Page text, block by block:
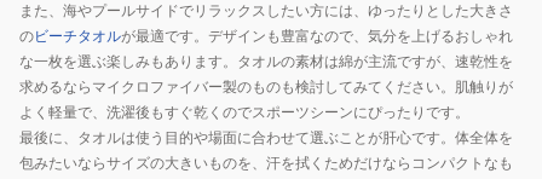
グ
SAT211310
また、海やプールサイドでリラックスしたい方には、ゆったりとした大きさ
のビーチタオルが最適です。デザインも豊富なので、気分を上げるおしゃれ
な一枚を選ぶ楽しみもあります。タオルの素材は綿が主流ですが、速乾性を
求めるならマイクロファイバー製のものも検討してみてください。肌触りが
よく軽量で、洗濯後もすぐ乾くのでスポーツシーンにぴったりです。
最後に、タオルは使う目的や場面に合わせて選ぶことが肝心です。体全体を
包みたいならサイズの大きいものを、汗を拭くためだけならコンパクトなも